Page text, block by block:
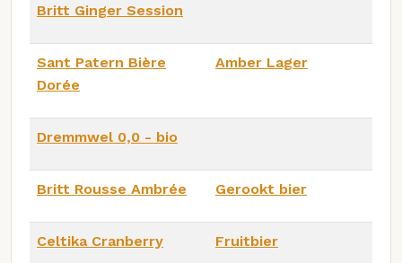
Britt Ginger Session
Sant Patern Bière
Dorée
Amber Lager
Dremmwel 0,0 - bio
Britt Rousse Ambrée Gerookt bier
Celtika Cranberry Fruitbier